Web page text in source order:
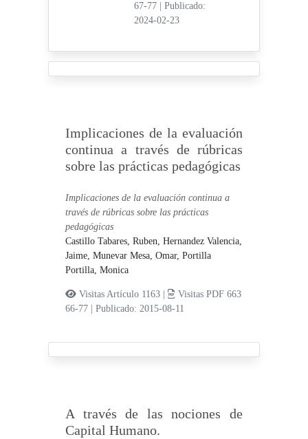
67-77
Publicado:
2024-02-23
Implicaciones de la evaluación
continua a través de rúbricas
sobre las prácticas pedagógicas
Implicaciones de la evaluación continua a
través de rúbricas sobre las prácticas
pedagógicas
Castillo Tabares, Ruben,Hernandez Valencia,
Jaime,Munevar Mesa, Omar,Portilla
Portilla, Monica
Visitas Artículo 1163 |
Visitas PDF 663
66-77
|Publicado: 2015-08-11
A través de las nociones de
Capital Humano.